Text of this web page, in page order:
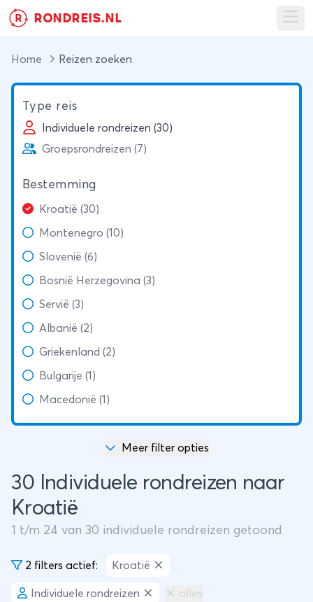
R RONDREIS.NL
Home Reizen zoeken
Type reis
Individuele rondreizen (30)
Groepsrondreizen (7)
Bestemming
Kroatië (30)
Montenegro (10)
Slovenië (6)
Bosnië Herzegovina (3)
Servië (3)
Albanië (2)
Griekenland (2)
Bulgarije (1)
Macedonië (1)
Meer filter opties
30 Individuele rondreizen naar
Kroatië
1 t/m 24 van 30 individuele rondreizen getoond
2 filters actief: Kroatië
Individuele rondreizen alles